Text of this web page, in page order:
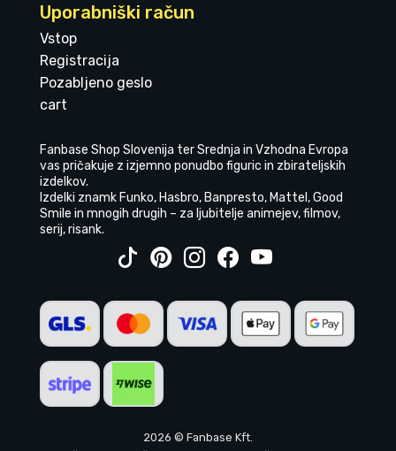
Uporabniški račun
Vstop
Registracija
Pozabljeno geslo
cart
Fanbase Shop Slovenija ter Srednja in Vzhodna Evropa
vas pričakuje z izjemno ponudbo figuric in zbirateljskih
izdelkov.
Izdelki znamk Funko, Hasbro, Banpresto, Mattel, Good
Smile in mnogih drugih – za ljubitelje animejev, filmov,
serij, risank.
2026 © Fanbase Kft.